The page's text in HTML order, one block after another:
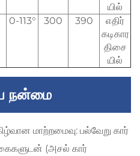
யில்
0-113° 300 390
எதிர்
கடிகார
திசை
யில்
நன்மை
மாற்றமைவு: பல்வேறு கார்
(அசல் கார்